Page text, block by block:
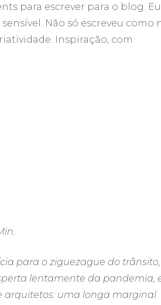
para escrever para o blog. Eu
Não só escreveu como
Inspiração, com
para o ziguezague do trânsito,
lentamente da pandemia,
arquitetos: uma longa marginal